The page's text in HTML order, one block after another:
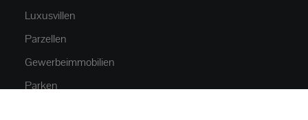
Luxusvillen
Parzellen
Gewerbeimmobilien
Parken